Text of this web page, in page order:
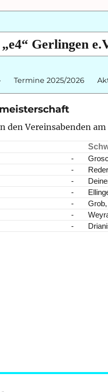
Gerlingen
Termine 2025/2026
den Vereinsabenden am
-
-
-
-
-
-
-